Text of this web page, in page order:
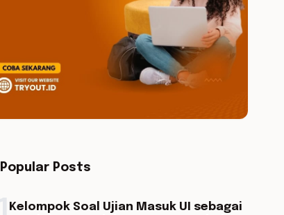
Popular Posts
Kelompok Soal Ujian Masuk UI sebagai